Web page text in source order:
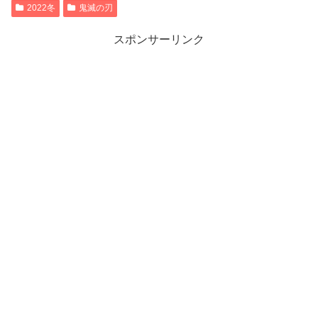
2022冬 鬼滅の刃
スポンサーリンク